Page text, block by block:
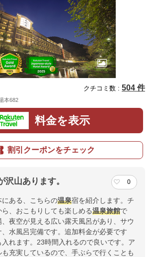
クチコミ数 : 504 件
本682
料金を表示
割引クーポンをチェック
沢山あります。 0
にある、こちらの温泉宿を紹介します。チ
ら、おこもりしても楽しめる温泉旅館で
、夜空が見える広い露天風呂があり、サウ
水風呂完備です。追加料金が必要です
入れます。23時間入れるので良いです。ア
も充実しているので、手ぶらで行くことも